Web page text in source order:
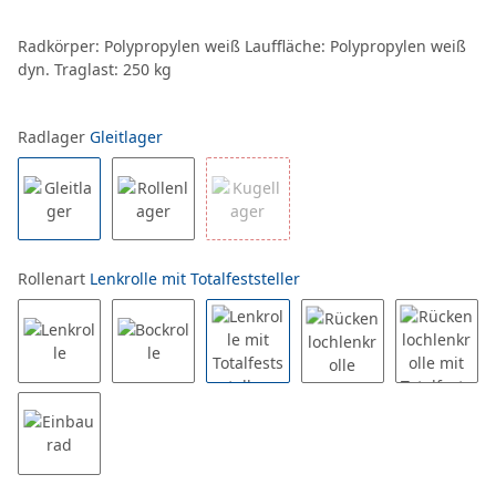
Radkörper: Polypropylen weiß Lauffläche: Polypropylen weiß
dyn. Traglast: 250 kg
Radlager Gleitlager
Rollenart Lenkrolle mit Totalfeststeller